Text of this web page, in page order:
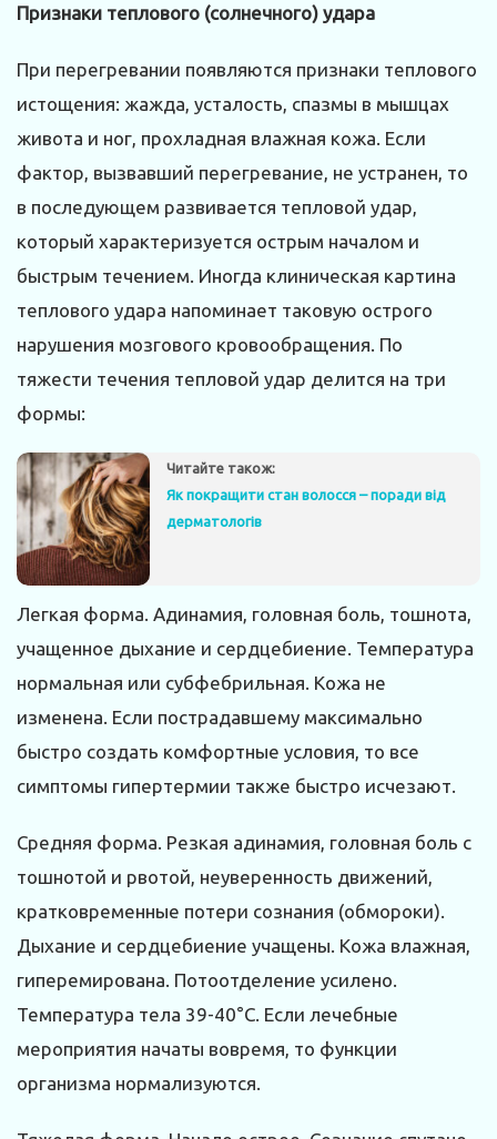
Признаки теплового (солнечного) удара
При перегревании появляются признаки теплового
истощения: жажда, усталость, спазмы в мышцах
живота и ног, прохладная влажная кожа. Если
фактор, вызвавший перегревание, не устранен, то
в последующем развивается тепловой удар,
который характеризуется острым началом и
быстрым течением. Иногда клиническая картина
теплового удара напоминает таковую острого
нарушения мозгового кровообращения. По
тяжести течения тепловой удар делится на три
формы:
Читайте також:
Як покращити стан волосся – поради від
дерматологів
Легкая форма. Адинамия, головная боль, тошнота,
учащенное дыхание и сердцебиение. Температура
нормальная или субфебрильная. Кожа не
изменена. Если пострадавшему максимально
быстро создать комфортные условия, то все
симптомы гипертермии также быстро исчезают.
Средняя форма. Резкая адинамия, головная боль с
тошнотой и рвотой, неуверенность движений,
кратковременные потери сознания (обмороки).
Дыхание и сердцебиение учащены. Кожа влажная,
гиперемирована. Потоотделение усилено.
Температура тела 39-40°С. Если лечебные
мероприятия начаты вовремя, то функции
организма нормализуются.